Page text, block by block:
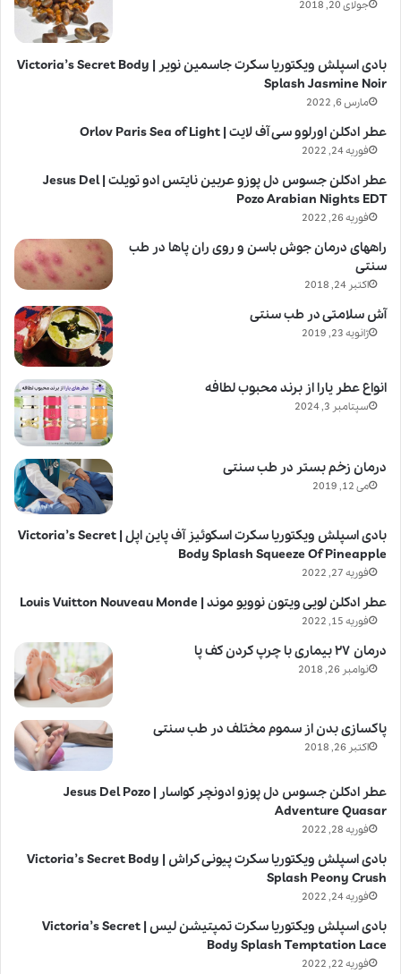
جولای 20, 2018
بادی اسپلش ویکتوریا سکرت جاسمین نویر | Victoria’s Secret Body
Splash Jasmine Noir
مارس 6, 2022
عطر ادکلن اورلوو سی آف لایت | Orlov Paris Sea of Light
فوریه 24, 2022
عطر ادکلن جسوس دل پوزو عربین نایتس ادو تویلت | Jesus Del
Pozo Arabian Nights EDT
فوریه 26, 2022
راههای درمان جوش باسن و روی ران پاها در طب
سنتی
اکتبر 24, 2018
آش سلامتی در طب سنتی
ژانویه 23, 2019
انواع عطر یارا از برند محبوب لطافه
سپتامبر 3, 2024
درمان زخم بستر در طب سنتی
می 12, 2019
بادی اسپلش ویکتوریا سکرت اسکوئیز آف پاین اپل | Victoria’s Secret
Body Splash Squeeze Of Pineapple
فوریه 27, 2022
عطر ادکلن لویی ویتون نوویو موند | Louis Vuitton Nouveau Monde
فوریه 15, 2022
درمان ۲۷ بیماری با چرپ کردن کف پا
نوامبر 26, 2018
پاکسازی بدن از سموم مختلف در طب سنتی
اکتبر 26, 2018
عطر ادکلن جسوس دل پوزو ادونچر کواسار | Jesus Del Pozo
Adventure Quasar
فوریه 28, 2022
بادی اسپلش ویکتوریا سکرت پیونی کراش | Victoria’s Secret Body
Splash Peony Crush
فوریه 24, 2022
بادی اسپلش ویکتوریا سکرت تمپتیشن لیس | Victoria’s Secret
Body Splash Temptation Lace
فوریه 22, 2022